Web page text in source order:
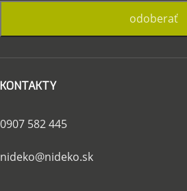
KONTAKTY
0907 582 445
nideko@nideko.sk